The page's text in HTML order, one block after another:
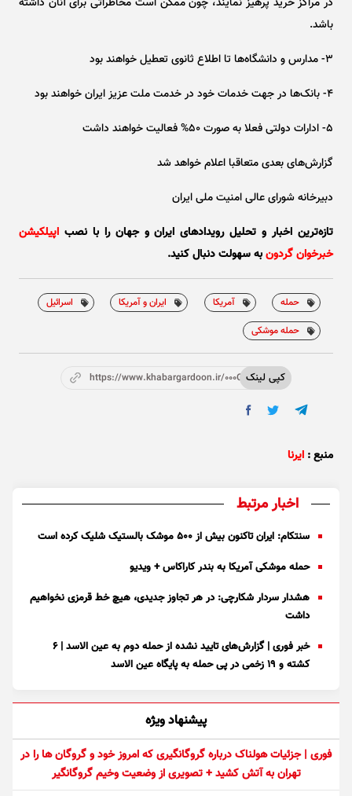
باشد.
۳- مدارس و دانشگاه‌ها تا اطلاع ثانوی تعطیل خواهند بود
۴- بانک‌ها در جهت خدمات خود در خدمت ملت عزیز ایران خواهند بود
۵- ادارات دولتی فعلا به صورت ۵۰% فعالیت خواهند داشت
گزارش‌های بعدی متعاقبا اعلام خواهد شد
دبیرخانه شورای عالی امنیت ملی ایران
تازه‌ترین اخبار و تحلیل‌ رویدادهای ایران و جهان را با نصب اپیلکیشن
خبرخوان گردونبه سهولت دنبال کنید.
حمله آمریکا ایران و آمریکا
اسرائیل
حمله موشکی
کپی لینکhttps://www.khabargardoon.ir/000Oz1
منبع : ایرنا
اخبار مرتبط
سنتکام: ایران تاکنون بیش از ۵۰۰ موشک بالستیک شلیک کرده است
حمله موشکی آمریکا به بندر کاراکاس + ویدیو
هشدار سردار شکارچی: در هر تجاوز جدیدی، هیچ خط قرمزی نخواهیم
داشت
خبر فوری | گزارش‌های تایید نشده از حمله دوم به عین الاسد | ۶
کشته و ۱۹ زخمی در پی حمله به پایگاه عین الاسد
پیشنهاد ویژه
فوری | جزئیات هولناک درباره گروگانگیری که امروز خود و گروگان ها را در
تهران به آتش کشید + تصویری از وضعیت وخیم گروگانگیر